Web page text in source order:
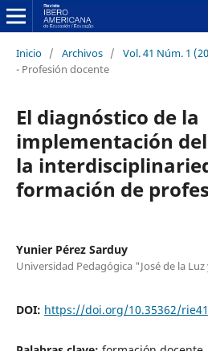
Inicio / Archivos / Vol. 41 Núm. 1
- Profesión docente
El diagnóstico de la
implementación
la
formación de
Yunier Pérez Sarduy
Universidad Pedagógica "José de la
DOI: https://doi.org/10.35362/